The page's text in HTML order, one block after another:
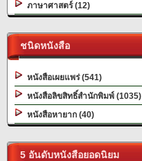
ภาษาศาสตร์ (12)
ชนิดหนังสือ
หนังสือเผยแพร่ (541)
หนังสือลิขสิทธิ์สำนักพิมพ์ (1035)
หนังสือหายาก (40)
5 อันดับหนังสือยอดนิยม